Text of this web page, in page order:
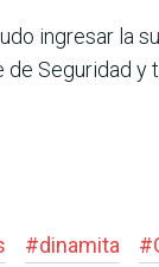
ingresar la
Seguridad y
#dinamita #